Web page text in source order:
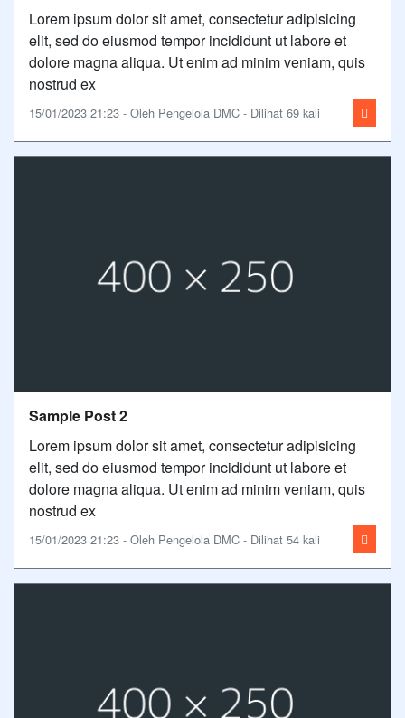
Lorem ipsum dolor sit amet, consectetur adipisicing
elit, sed do eiusmod tempor incididunt ut labore et
dolore magna aliqua. Ut enim ad minim veniam, quis
nostrud ex
15/01/2023 21:23 - Oleh Pengelola DMC - Dilihat 69 kali
Sample Post 2
Lorem ipsum dolor sit amet, consectetur adipisicing
elit, sed do eiusmod tempor incididunt ut labore et
dolore magna aliqua. Ut enim ad minim veniam, quis
nostrud ex
15/01/2023 21:23 - Oleh Pengelola DMC - Dilihat 54 kali